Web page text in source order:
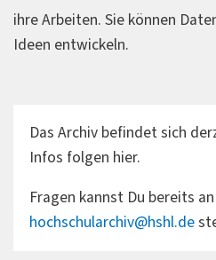
ihre Arbeiten. Sie können
Ideen entwickeln.
Das Archiv befindet sich
Infos folgen hier.
Fragen kannst Du bereits an
hochschularchiv@hshl.de